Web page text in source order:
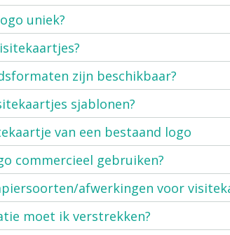
uniek?
zijn beschikbaar?
sjablonen?
van een bestaand logo
commercieel gebruiken?
afwerkingen voor
moet ik verstrekken?